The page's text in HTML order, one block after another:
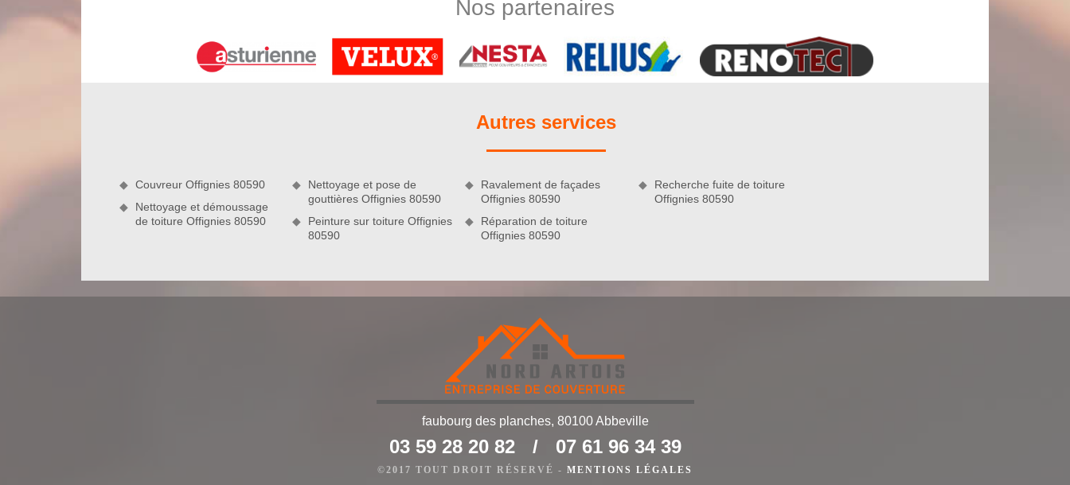
des projets de zinguerie de toiture à réaliser efficacement, merci de nous faire appel directement.
Des couvreurs zingueurs compétents à votre disposition
Pour que notre établissement puisse mener à bien votre projet lié à la zinguerie à Offignies, il est mis à votre
spécialisées leur permettant de réaliser des travaux correspondant aux règles de l’art. Les zingueurs de Nord
Les activités principales de l’entreprise de couverture Nord Artois
Hormis les travaux de zinguerie, l’entreprise de couverture Nord Artois suggère également comme prestations le
nettoyage et démoussage de toiture, la pose et nettoyage de gouttières, la peinture sur toiture, le nettoyage et
nous charger de vos travaux de pose et rénovation de toiture. N’hésitez pas à nous contacter et à nous confier
Nos partenaires
Autres services
Couvreur Offignies 80590
Nettoyage et démoussage
de toiture Offignies 80590
Nettoyage et pose de
gouttières Offignies 80590
Peinture sur toiture Offignies
80590
Ravalement de façades
Offignies 80590
Réparation de toiture
Offignies 80590
Recherche fuite de toiture
Offignies 80590
faubourg des planches, 80100 Abbeville
03 59 28 20 82 / 07 61 96 34 39
©2017 TOUT DROIT RÉSERVÉ - MENTIONS LÉGALES